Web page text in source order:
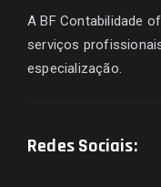
A BF Contabilidade
serviços
especialização.
Redes Sociais: